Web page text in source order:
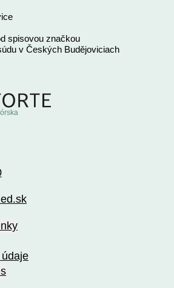
spisovou značkou
v Českých Budějoviciach